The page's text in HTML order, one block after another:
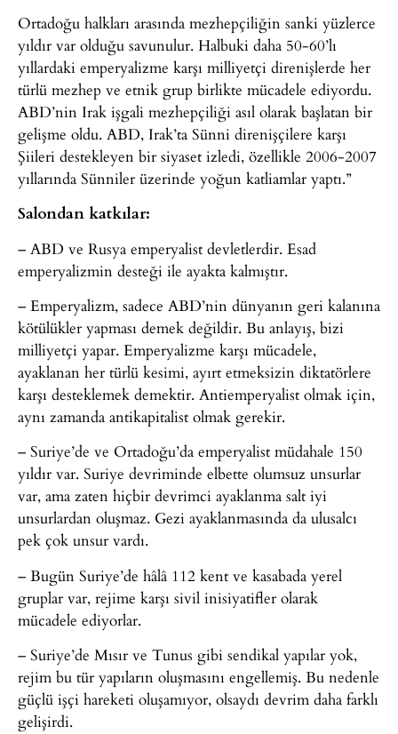
Ortadoğu halkları arasında mezhepçiliğin sanki yüzlerce
yıldır var olduğu savunulur. Halbuki daha 50-60’lı
yıllardaki emperyalizme karşı milliyetçi direnişlerde her
türlü mezhep ve etnik grup birlikte mücadele ediyordu.
ABD’nin Irak işgali mezhepçiliği asıl olarak başlatan bir
gelişme oldu. ABD, Irak’ta Sünni direnişçilere karşı
Şiileri destekleyen bir siyaset izledi, özellikle 2006-2007
yıllarında Sünniler üzerinde yoğun katliamlar yaptı.”
Salondan katkılar:
– ABD ve Rusya emperyalist devletlerdir. Esad
emperyalizmin desteği ile ayakta kalmıştır.
– Emperyalizm, sadece ABD’nin dünyanın geri kalanına
kötülükler yapması demek değildir. Bu anlayış, bizi
milliyetçi yapar. Emperyalizme karşı mücadele,
ayaklanan her türlü kesimi, ayırt etmeksizin diktatörlere
karşı desteklemek demektir. Antiemperyalist olmak için,
aynı zamanda antikapitalist olmak gerekir.
– Suriye’de ve Ortadoğu’da emperyalist müdahale 150
yıldır var. Suriye devriminde elbette olumsuz unsurlar
var, ama zaten hiçbir devrimci ayaklanma salt iyi
unsurlardan oluşmaz. Gezi ayaklanmasında da ulusalcı
pek çok unsur vardı.
– Bugün Suriye’de hâlâ 112 kent ve kasabada yerel
gruplar var, rejime karşı sivil inisiyatifler olarak
mücadele ediyorlar.
– Suriye’de Mısır ve Tunus gibi sendikal yapılar yok,
rejim bu tür yapıların oluşmasını engellemiş. Bu nedenle
güçlü işçi hareketi oluşamıyor, olsaydı devrim daha farklı
gelişirdi.